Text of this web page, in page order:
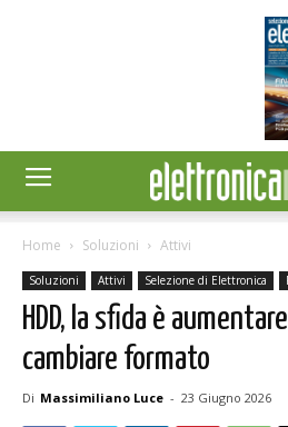
Home Soluzioni Attivi
Soluzioni Attivi Selezione di Elettronica
HDD, la sfida è
cambiare formato
Di Massimiliano Luce - 23 Giugno 2026